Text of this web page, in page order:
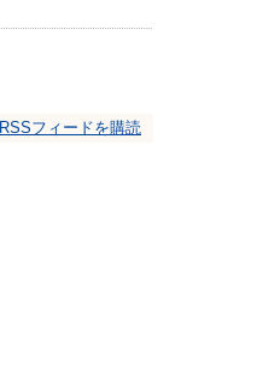
RSSフィードを購読